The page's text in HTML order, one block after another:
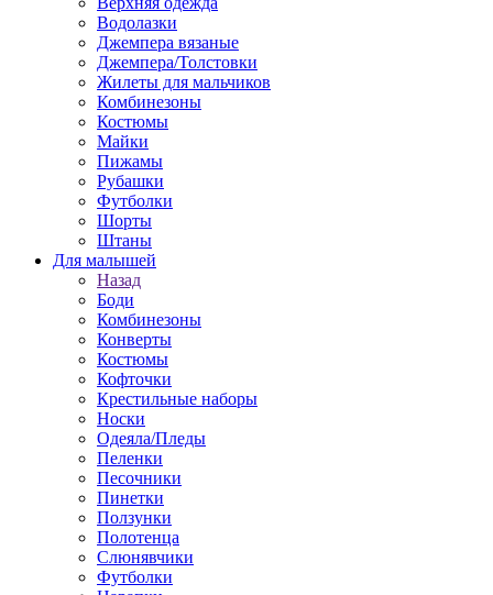
Водолазки
Джемпера вязаные
Джемпера/Толстовки
Жилеты для мальчиков
Комбинезоны
Костюмы
Майки
Пижамы
Рубашки
Футболки
Шорты
Штаны
Для малышей
Назад
Боди
Комбинезоны
Конверты
Костюмы
Кофточки
Крестильные наборы
Носки
Одеяла/Пледы
Пеленки
Песочники
Пинетки
Ползунки
Полотенца
Слюнявчики
Футболки